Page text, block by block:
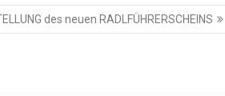
des neuen RADLFÜHRERSCHEINS